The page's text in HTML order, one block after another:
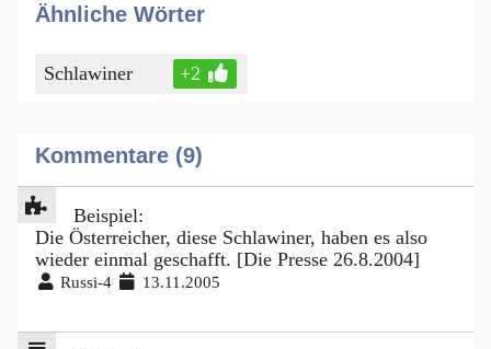
Ähnliche Wörter
Schlawiner +2
Kommentare (9)
Beispiel:
Die Österreicher, diese Schlawiner, haben es also
wieder einmal geschafft. [Die Presse 26.8.2004]
Russi-4 13.11.2005